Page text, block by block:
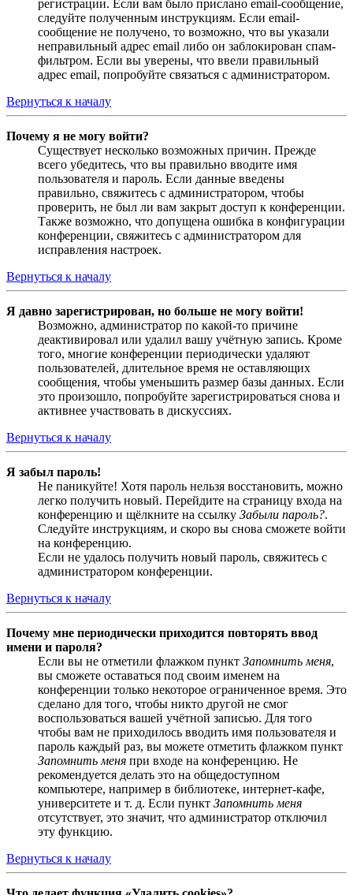
регистрации. Если вам было прислано email-сообщение,
следуйте полученным инструкциям. Если email-
сообщение не получено, то возможно, что вы указали
неправильный адрес email либо он заблокирован спам-
фильтром. Если вы уверены, что ввели правильный
адрес email, попробуйте связаться с администратором.
Вернуться к началу
Почему я не могу войти?
Существует несколько возможных причин. Прежде
всего убедитесь, что вы правильно вводите имя
пользователя и пароль. Если данные введены
правильно, свяжитесь с администратором, чтобы
проверить, не был ли вам закрыт доступ к конференции.
Также возможно, что допущена ошибка в конфигурации
конференции, свяжитесь с администратором для
исправления настроек.
Вернуться к началу
Я давно зарегистрирован, но больше не могу войти!
Возможно, администратор по какой-то причине
деактивировал или удалил вашу учётную запись. Кроме
того, многие конференции периодически удаляют
пользователей, длительное время не оставляющих
сообщения, чтобы уменьшить размер базы данных. Если
это произошло, попробуйте зарегистрироваться снова и
активнее участвовать в дискуссиях.
Вернуться к началу
Я забыл пароль!
Не паникуйте! Хотя пароль нельзя восстановить, можно
легко получить новый. Перейдите на страницу входа на
конференцию и щёлкните на ссылку Забыли пароль?.
Следуйте инструкциям, и скоро вы снова сможете войти
на конференцию.
Если не удалось получить новый пароль, свяжитесь с
администратором конференции.
Вернуться к началу
Почему мне периодически приходится повторять ввод
имени и пароля?
Если вы не отметили флажком пункт Запомнить меня,
вы сможете оставаться под своим именем на
конференции только некоторое ограниченное время. Это
сделано для того, чтобы никто другой не смог
воспользоваться вашей учётной записью. Для того
чтобы вам не приходилось вводить имя пользователя и
пароль каждый раз, вы можете отметить флажком пункт
Запомнить меня при входе на конференцию. Не
рекомендуется делать это на общедоступном
компьютере, например в библиотеке, интернет-кафе,
университете и т. д. Если пункт Запомнить меня
отсутствует, это значит, что администратор отключил
эту функцию.
Вернуться к началу